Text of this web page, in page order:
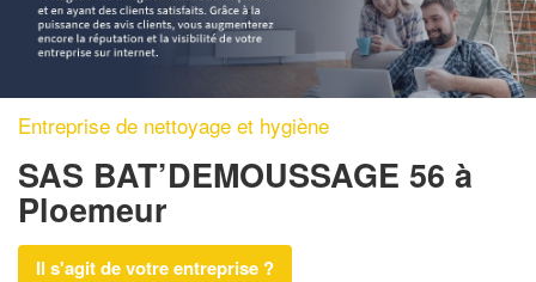
Entreprise de nettoyage et hygiène
SAS BAT’DEMOUSSAGE 56 à
Ploemeur
Il s'agit de votre entreprise ?